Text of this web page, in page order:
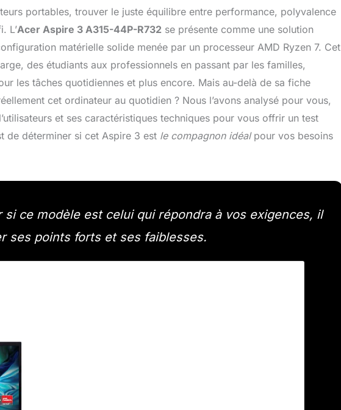
portables, trouver le juste équilibre entre performance, polyvalence
L’Acer Aspire 3 A315-44P-R732 se présente comme une solution
matérielle solide menée par un processeur AMD Ryzen 7. Cet
des étudiants aux professionnels en passant par les familles,
les tâches quotidiennes et plus encore. Mais au-delà de sa fiche
cet ordinateur au quotidien ? Nous l’avons analysé pour vous,
et ses caractéristiques techniques pour vous offrir un test
de déterminer si cet Aspire 3 est le compagnon idéalpour vos besoins
si ce modèle est celui qui répondra à vos exigences, il
ses points forts et ses faiblesses.